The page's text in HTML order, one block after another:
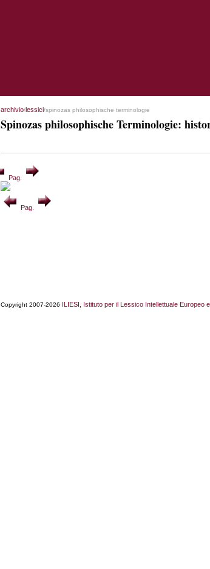
archivio/lessici/spinozas philosophische terminologie
Spinozas philosophische Terminologie:
Pag.
Pag.
Copyright 2007-2026 ILIESI, Istituto per il Lessico Intellettuale Europeo